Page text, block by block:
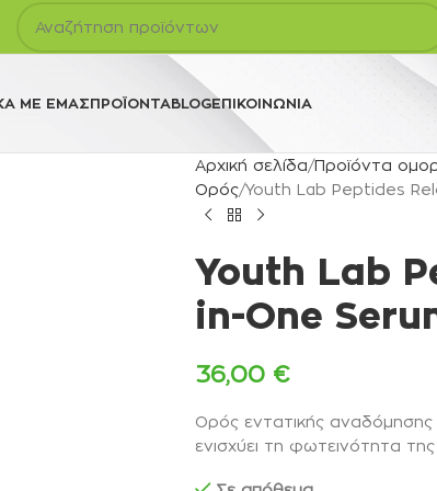
ΜΕ ΕΜΆΣΠΡΟΪΌΝΤΑBLOGΕΠΙΚΟΙΝΩΝΊΑ
Αρχική σελίδα Προϊόντα
Ορός Youth Lab Peptides
Youth Lab
in-One
36,00 €
Ορός εντατικής αναδόμησης
ενισχύει τη φωτεινότητα της